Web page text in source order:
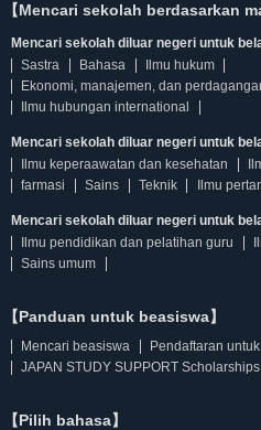
【Mencari sekolah berdasarkan
Mencari sekolah diluar negeri untuk
Sastra
Bahasa
Ilmu hukum
Ekonomi, manajemen, dan
Ilmu hubungan international
Mencari sekolah diluar negeri untuk
Ilmu keperaawatan dan kesehatan
farmasi
Sains Teknik Ilmu
Mencari sekolah diluar negeri untuk
Ilmu pendidikan dan pelatihan guru
Sains umum
【Panduan untuk beasiswa】
Mencari beasiswa
Pendaftaran
JAPAN STUDY SUPPORT Scholarships
【Pilih bahasa】